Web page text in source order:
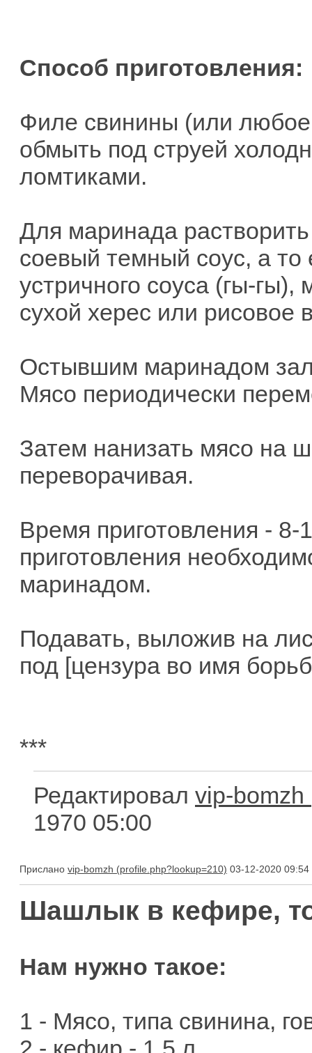
Способ приготовления:
Филе свинины (или любое
обмыть под струей
ломтиками.
Для маринада
соевый темный соус, а то
устричного соуса (гы-
сухой херес или рисовое
Остывшим маринадом
Мясо периодически
Затем нанизать мясо на
переворачивая.
Время приготовления -
приготовления
маринадом.
Подавать, выложив на
под [цензура во имя
***
Редактировал vip-bomzh
1970 05:00
Прислано vip-bomzh 03-12-2020 09:54
Шашлык в кефире,
Нам нужно такое:
1 - Мясо, типа свинина,